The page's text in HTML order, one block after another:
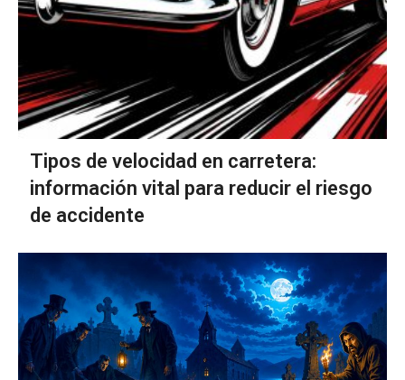
Tipos de velocidad en carretera:
información vital para reducir el riesgo
de accidente